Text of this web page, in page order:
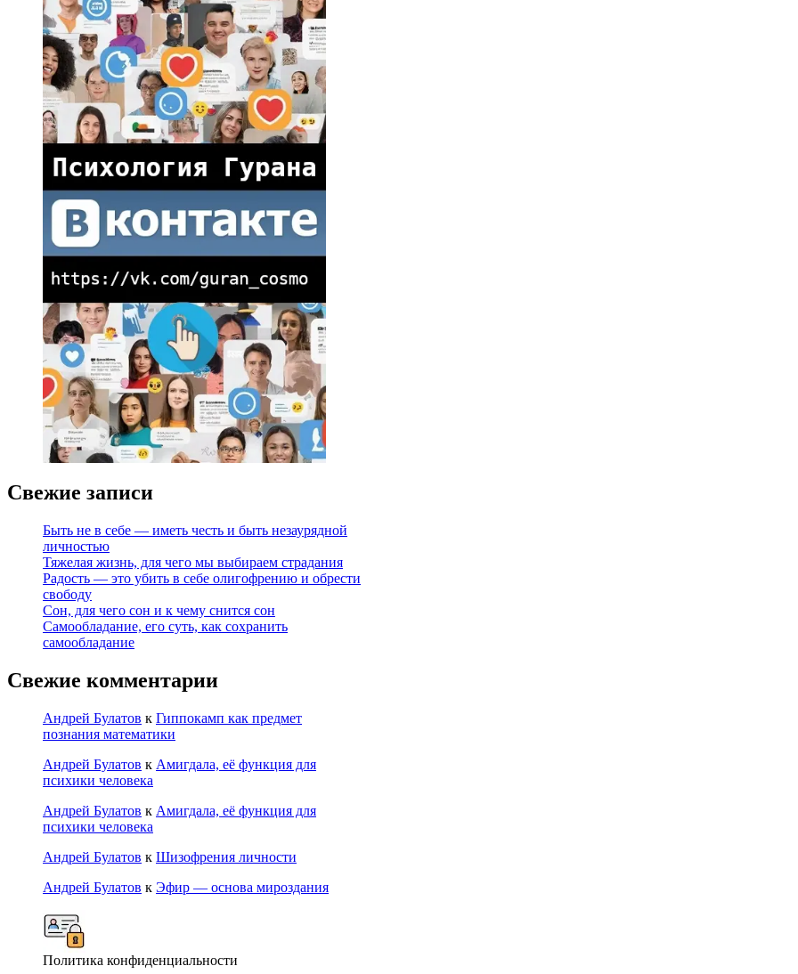
Свежие записи
Быть не в себе — иметь честь и быть незаурядной
личностью
Тяжелая жизнь, для чего мы выбираем страдания
Радость — это убить в себе олигофрению и обрести
свободу
Сон, для чего сон и к чему снится сон
Самообладание, его суть, как сохранить
самообладание
Свежие комментарии
Андрей Булатов к Гиппокамп как предмет
познания математики
Андрей Булатов к Амигдала, её функция для
психики человека
Андрей Булатов к Амигдала, её функция для
психики человека
Андрей Булатов к Шизофрения личности
Андрей Булатов к Эфир — основа мироздания
Политика конфиденциальности